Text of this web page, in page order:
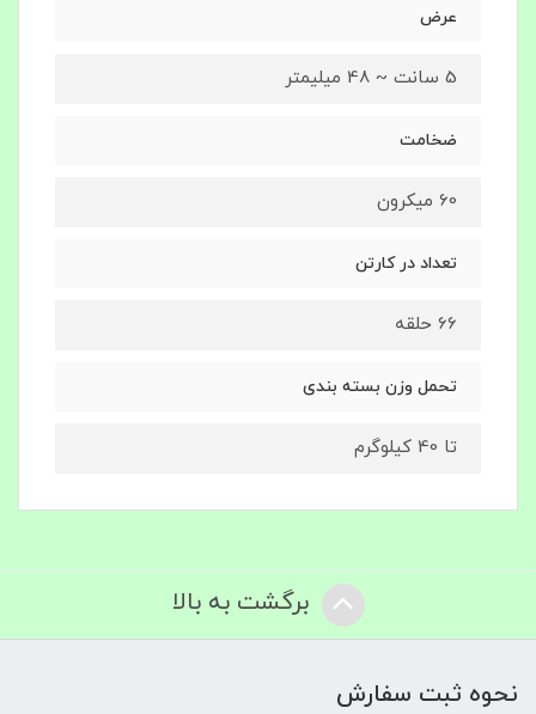
عرض
5 سانت ~ 48 میلیمتر
ضخامت
60 میکرون
تعداد در کارتن
66 حلقه
تحمل وزن بسته بندی
تا 40 کیلوگرم
برگشت به بالا
نحوه ثبت سفارش